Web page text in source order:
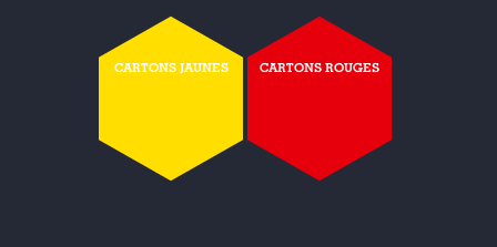
CARTONS JAUNES CARTONS ROUGES